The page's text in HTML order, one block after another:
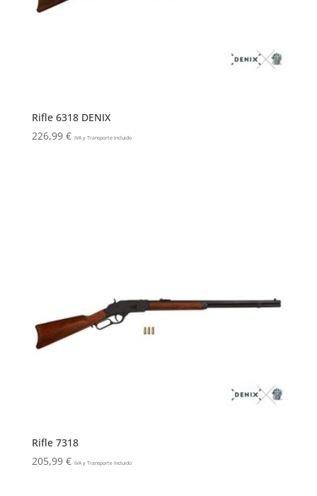
Rifle 6318 DENIX
226,99 € IVA y Transporte Incluido
Rifle 7318
205,99 € IVA y Transporte Incluido